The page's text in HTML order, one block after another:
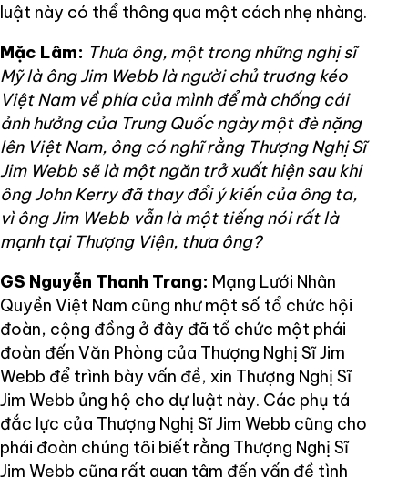
luật này có thể thông qua một cách nhẹ nhàng.
Mặc Lâm: Thưa ông, một trong những nghị sĩ
Mỹ là ông Jim Webb là người chủ truơng kéo
Việt Nam về phía của mình để mà chống cái
ảnh hưởng của Trung Quốc ngày một đè nặng
lên Việt Nam, ông có nghĩ rằng Thượng Nghị Sĩ
Jim Webb sẽ là một ngăn trở xuất hiện sau khi
ông John Kerry đã thay đổi ý kiến của ông ta,
vì ông Jim Webb vẫn là một tiếng nói rất là
mạnh tại Thượng Viện, thưa ông?
GS Nguyễn Thanh Trang: Mạng Lưới Nhân
Quyền Việt Nam cũng như một số tổ chức hội
đoàn, cộng đồng ở đây đã tổ chức một phái
đoàn đến Văn Phòng của Thượng Nghị Sĩ Jim
Webb để trình bày vấn đề, xin Thượng Nghị Sĩ
Jim Webb ủng hộ cho dự luật này. Các phụ tá
đắc lực của Thượng Nghị Sĩ Jim Webb cũng cho
phái đoàn chúng tôi biết rằng Thượng Nghị Sĩ
Jim Webb cũng rất quan tâm đến vấn đề tình